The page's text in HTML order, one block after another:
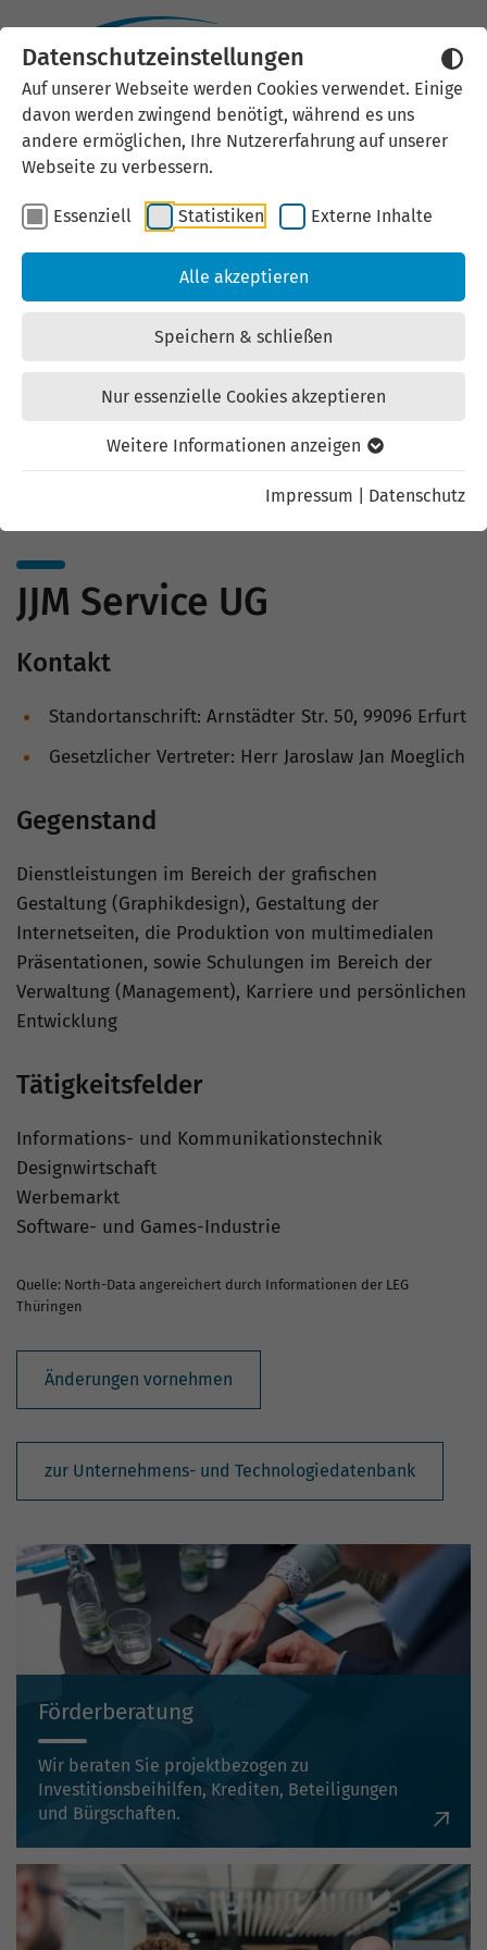
Datenschutzeinstellungen
Auf unserer Webseite werden Cookies verwendet. Einige
davon werden zwingend benötigt, während es uns
andere ermöglichen, Ihre Nutzererfahrung auf unserer
Webseite zu verbessern.
Essenziell Statistiken Externe Inhalte
Alle akzeptieren
Speichern & schließen
Nur essenzielle Cookies akzeptieren
Weitere Informationen anzeigen
Impressum Datenschutz
Externen Inhalt laden
Wir verwenden auf unserer
Website externe Inhalte, um Ihnen
zusätzliche Informationen
anzubieten. Einige externe Inhalte
(z.B. Google Maps, Youtube)
können persönliche Daten (z.B. IP-
Mit der Bestätigung erklären Sie
JJM Service UG
Kontakt
Standortanschrift: Arnstädter Str. 50, 99096 Erfurt
Gesetzlicher Vertreter: Herr Jaroslaw Jan Moeglich
Gegenstand
Dienstleistungen im Bereich der grafischen
Gestaltung (Graphikdesign), Gestaltung der
Internetseiten, die Produktion von multimedialen
Präsentationen, sowie Schulungen im Bereich der
Verwaltung (Management), Karriere und persönlichen
Entwicklung
Tätigkeitsfelder
Informations- und Kommunikationstechnik
Designwirtschaft
Werbemarkt
Software- und Games-Industrie
Quelle: North-Data angereichert durch Informationen der LEG
Thüringen
Änderungen vornehmen
zur Unternehmens- und Technologiedatenbank
Förderberatung
Wir beraten Sie projektbezogen zu
Investitionsbeihilfen, Krediten, Beteiligungen
und Bürgschaften.